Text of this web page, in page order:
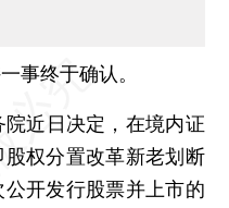
事终于确认。
近日决定，在境内证
权分置改革新老划断
开发行股票并上市的